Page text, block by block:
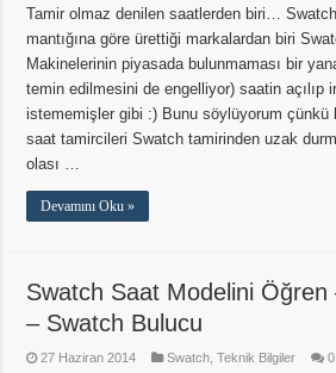
Tamir olmaz denilen saatlerden biri…
mantığına göre ürettiği markalardan biri
Makinelerinin piyasada bulunmaması bir
temin edilmesini de engelliyor) saatin açılıp
istememişler gibi :) Bunu söylüyorum çünkü
saat tamircileri Swatch tamirinden uzak
olası …
Devamını Oku »
Swatch Saat Modelini
– Swatch Bulucu
27 Haziran 2014 Swatch ,Teknik Bilgiler 0